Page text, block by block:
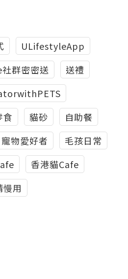
ULifestyleApp
群密密送
送禮
食 貓砂
自助餐
寵物愛好者
毛孩日常
香港貓Cafe
慢用